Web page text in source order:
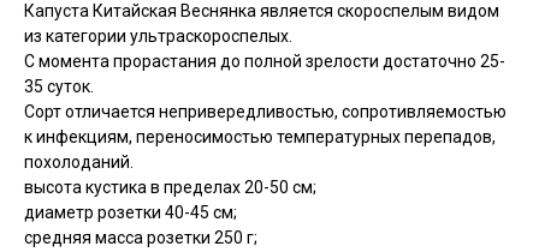
Капуста Китайская Веснянка является скороспелым видом
из категории ультраскороспелых.
С момента прорастания до полной зрелости достаточно 25-
35 суток.
Сорт отличается непривередливостью, сопротивляемостью
к инфекциям, переносимостью температурных перепадов,
похолоданий.
высота кустика в пределах 20-50 см;
диаметр розетки 40-45 см;
средняя масса розетки 250 г;